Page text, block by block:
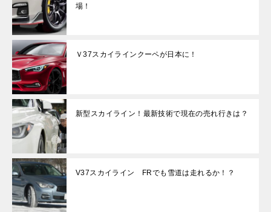
場！
Ｖ37スカイラインクーペが日本に！
新型スカイライン！最新技術で現在の売れ行きは？
V37スカイライン FRでも雪道は走れるか！？